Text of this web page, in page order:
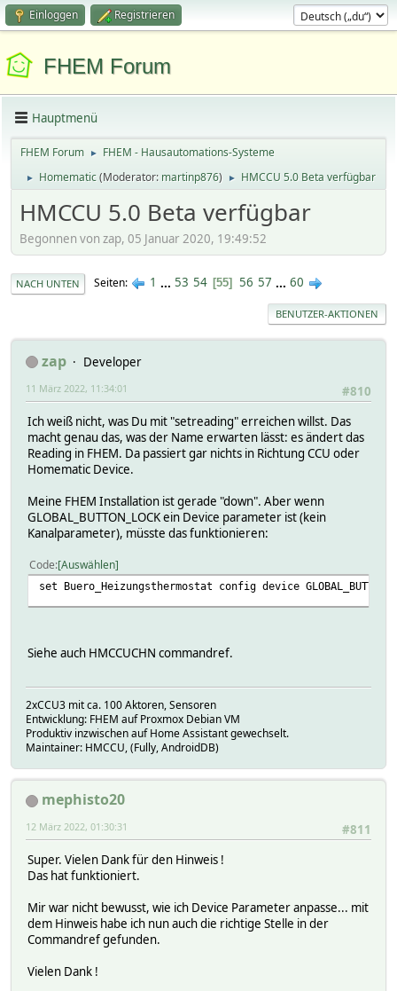
Einloggen Registrieren
FHEM Forum
Hauptmenü
FHEM Forum ► FHEM - Hausautomations-Systeme
► Homematic(Moderator: martinp876) ► HMCCU 5.0 Beta verfügbar
HMCCU 5.0 Beta verfügbar
Begonnen von zap, 05 Januar 2020, 19:49:52
NACH UNTEN Seiten 1 ... 53 54 55 56 57 ... 60
BENUTZER-AKTIONEN
zap
Developer
#810
11 März 2022, 11:34:01
Ich weiß nicht, was Du mit "setreading" erreichen willst. Das
macht genau das, was der Name erwarten lässt: es ändert das
Reading in FHEM. Da passiert gar nichts in Richtung CCU oder
Homematic Device.
Meine FHEM Installation ist gerade "down". Aber wenn
GLOBAL_BUTTON_LOCK ein Device parameter ist (kein
Kanalparameter), müsste das funktionieren:
Code Auswählen
set Buero_Heizungsthermostat config device
Siehe auch HMCCUCHN commandref.
2xCCU3 mit ca. 100 Aktoren, Sensoren
Entwicklung: FHEM auf Proxmox Debian VM
Produktiv inzwischen auf Home Assistant gewechselt.
Maintainer: HMCCU, (Fully, AndroidDB)
mephisto20
#811
12 März 2022, 01:30:31
Super. Vielen Dank für den Hinweis !
Das hat funktioniert.
Mir war nicht bewusst, wie ich Device Parameter anpasse... mit
dem Hinweis habe ich nun auch die richtige Stelle in der
Commandref gefunden.
Vielen Dank !